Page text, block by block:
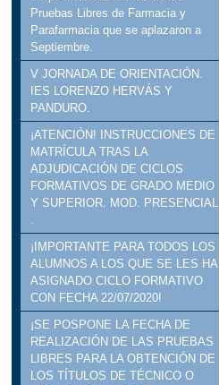
Pruebas Libres de Farmacia y
Parafarmacia que se aplazaron a
Septiembre.
V JORNADA DE ORIENTACIÓN.
IES LORENZO HERVÁS Y
PANDURO.
¡ATENCIÓN! INSTRUCCIONES DE
MATRÍCULA TRAS LA
ADJUDICACIÓN DE CICLOS
FORMATIVOS DE GRADO MEDIO
Y SUPERIOR. MOD. PRESENCIAL
.
¡IMPORTANTE PARA TODOS LOS
ALUMNOS A LOS QUE SE LES HA
ASIGNADO CICLO FORMATIVO
CON FECHA 22/07/2020!
¡SE POSPONE LA FECHA DE
REALIZACIÓN DE LAS PRUEBAS
LIBRES PARA LA OBTENCIÓN DE
LOS TÍTULOS DE TÉCNICO O